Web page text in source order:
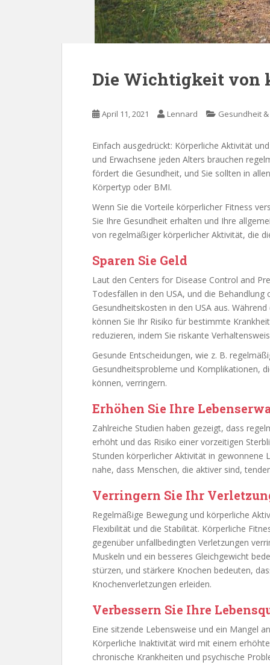
Die Wichtigkeit von
April 11, 2021 Lennard Gesundheit
Einfach ausgedrückt: Körperliche Aktivität
und Erwachsene jeden Alters brauchen
fördert die Gesundheit, und Sie sollten in
Körpertyp oder BMI.
Wenn Sie die Vorteile körperlicher Fitness
Sie Ihre Gesundheit erhalten und Ihre
von regelmäßiger körperlicher Aktivität, die
Sparen Sie Geld
Laut den Centers for Disease Control and
Todesfällen in den USA, und die
Gesundheitskosten in den USA aus.
können Sie Ihr Risiko für bestimmte
reduzieren, indem Sie riskante
Gesunde Entscheidungen, wie z. B.
Gesundheitsprobleme und Komplikationen,
können, verringern.
Erhöhen Sie Ihre
Zahlreiche Studien haben gezeigt, dass
erhöht und das Risiko einer vorzeitigen
Stunden körperlicher Aktivität in gewonnene
nahe, dass Menschen, die aktiver sind,
Verringern Sie Ihr
Regelmäßige Bewegung und körperliche
Flexibilität und die Stabilität. Körperliche
gegenüber unfallbedingten Verletzungen
Muskeln und ein besseres Gleichgewicht
stürzen, und stärkere Knochen bedeuten,
Knochenverletzungen erleiden.
Verbessern Sie Ihre
Eine sitzende Lebensweise und ein Mangel
Körperliche Inaktivität wird mit einem
chronische Krankheiten und psychische